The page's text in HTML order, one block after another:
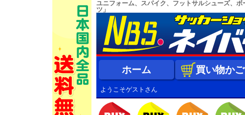
ユニフォーム、スパイク、フットサルシューズ、
ツ」
ホーム 買い物かご
ようこそゲストさん